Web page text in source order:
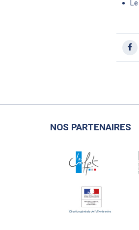
Le
NOS PARTENAIRES